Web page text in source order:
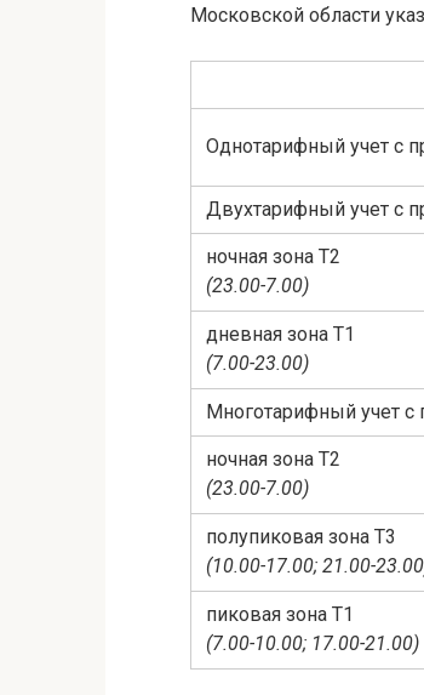
Московской области
Однотарифный учет с
Двухтарифный учет с
ночная зона Т2
(23.00-7.00)
дневная зона Т1
(7.00-23.00)
Многотарифный учет
ночная зона Т2
(23.00-7.00)
полупиковая зона Т3
(10.00-17.00; 21.00-
пиковая зона Т1
(7.00-10.00; 17.00-21.00)